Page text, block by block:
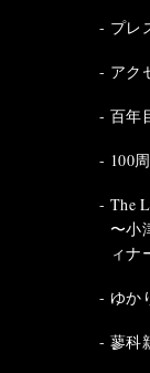
プレ
アク
百年
100
The
〜小
ィナ
ゆか
蓼科